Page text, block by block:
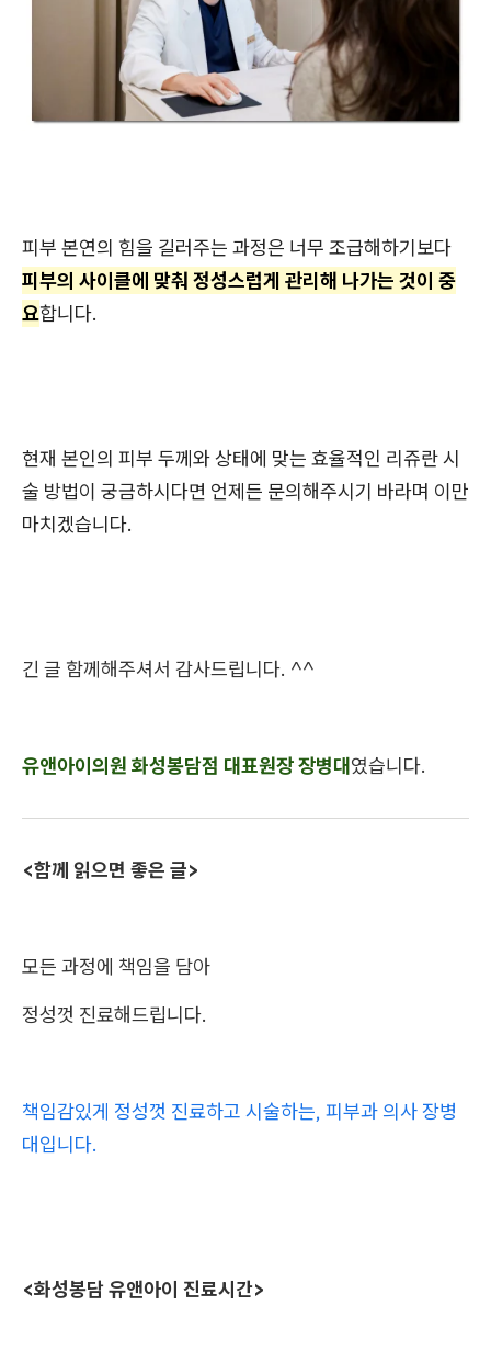
피부 본연의 힘을 길러주는 과정은 너무 조급해하기보다
피부의 사이클에 맞춰 정성스럽게 관리해 나가는 것이 중
요합니다.
현재 본인의 피부 두께와 상태에 맞는 효율적인 리쥬란 시
술 방법이 궁금하시다면 언제든 문의해주시기 바라며 이만
마치겠습니다.
긴 글 함께해주셔서 감사드립니다. ^^
유앤아이의원 화성봉담점 대표원장 장병대였습니다.
<함께 읽으면 좋은 글>
모든 과정에 책임을 담아
정성껏 진료해드립니다.
책임감있게 정성껏 진료하고 시술하는, 피부과 의사 장병
대입니다.
<화성봉담 유앤아이 진료시간>